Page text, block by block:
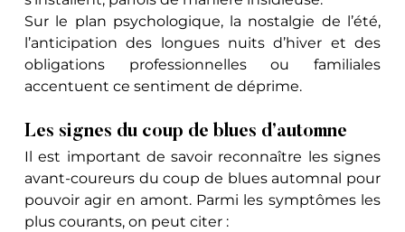
Sur le plan psychologique, la nostalgie de l’été,
l’anticipation des longues nuits d’hiver et des
obligations professionnelles ou familiales
accentuent ce sentiment de déprime.
Les signes du coup de blues d’automne
Il est important de savoir reconnaître les signes
avant-coureurs du coup de blues automnal pour
pouvoir agir en amont. Parmi les symptômes les
plus courants, on peut citer :